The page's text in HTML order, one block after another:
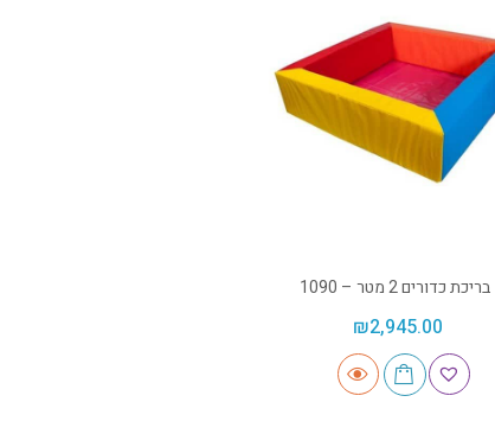
בריכת כדורים 2 מטר – 1090
₪2,945.00